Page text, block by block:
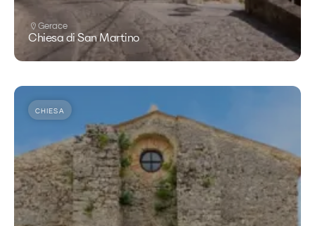
Gerace
Chiesa di San Martino
CHIESA